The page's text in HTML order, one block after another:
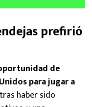
prefirió
de
para jugar a
haber sido